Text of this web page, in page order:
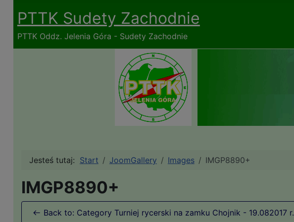
PTTK Sudety Zachodnie
PTTK Oddz. Jelenia Góra - Sudety Zachodnie
Jesteś tutaj: Start JoomGallery Images IMGP8890+
IMGP8890+
Back to: Category Turniej rycerski na zamku Chojnik - 19.082017 r.